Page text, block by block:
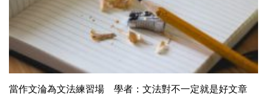
當作文淪為文法練習場 學者：文法對不一定就是好文章